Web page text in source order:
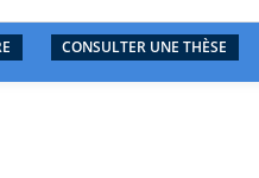
CONSULTER UNE THÈSE